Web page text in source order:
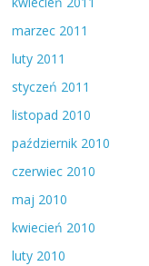
marzec 2011
luty 2011
styczeń 2011
listopad 2010
październik 2010
czerwiec 2010
maj 2010
kwiecień 2010
luty 2010